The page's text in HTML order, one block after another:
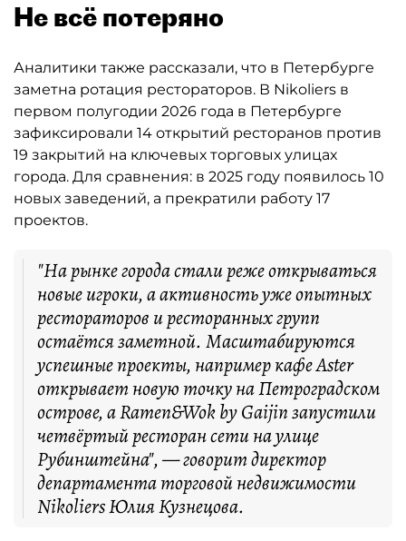
Не всё потеряно
Аналитики также рассказали, что в Петербурге
заметна ротация рестораторов. В Nikoliers в
первом полугодии 2026 года в Петербурге
зафиксировали 14 открытий ресторанов против
19 закрытий на ключевых торговых улицах
города. Для сравнения: в 2025 году появилось 10
новых заведений, а прекратили работу 17
проектов.
"На рынке города стали реже открываться
новые игроки, а активность уже опытных
рестораторов и ресторанных групп
остаётся заметной. Масштабируются
успешные проекты, например кафе Aster
открывает новую точку на Петроградском
острове, а Ramen&Wok by Gaijin запустили
четвёртый ресторан сети на улице
Рубинштейна", — говорит директор
департамента торговой недвижимости
Nikoliers Юлия Кузнецова.